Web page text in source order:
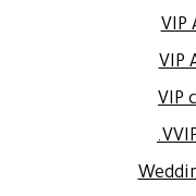
VIP
VIP
VIP